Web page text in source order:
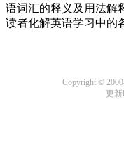
语词汇的释义及用法解
读者化解英语学习中的
Copyright ©
更新